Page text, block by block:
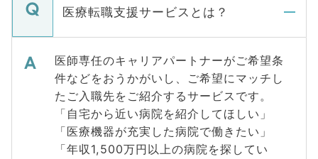
医療転職支援サービスとは？
医師専任のキャリアパートナーがご希望条
件などをおうかがいし、ご希望にマッチし
たご入職先をご紹介するサービスです。
「自宅から近い病院を紹介してほしい」
「医療機器が充実した病院で働きたい」
「年収1,500万円以上の病院を探してい